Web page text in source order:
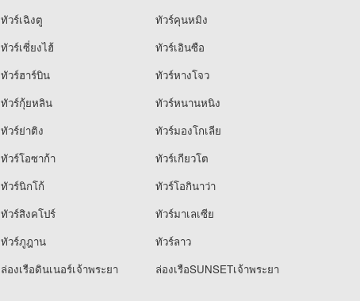
ทัวร์เฉิงตู
ทัวร์คุนหมิง
ทัวร์เซี่ยงไฮ้
ทัวร์เอินซือ
ทัวร์ฮาร์บิน
ทัวร์หางโจว
ทัวร์กุ้ยหลิน
ทัวร์หนานหนิง
ทัวร์ย่าติง
ทัวร์มองโกเลีย
ทัวร์โอซาก้า
ทัวร์เกียวโต
ทัวร์นิกโก้
ทัวร์โอกินาว่า
ทัวร์สิงคโปร์
ทัวร์มาเลเซีย
ทัวร์ภูฎาน
ทัวร์ลาว
ล่องเรือดินเนอร์เจ้าพระยา
ล่องเรือSUNSETเจ้าพระยา